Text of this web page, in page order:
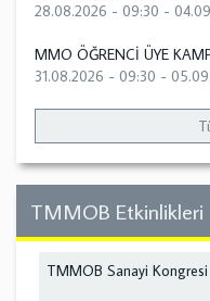
28.08.2026 - 09:30 -
MMO ÖĞRENCİ ÜYE
31.08.2026 - 09:30 -
TMMOB Etkinlikleri
TMMOB Sanayi Kongresi